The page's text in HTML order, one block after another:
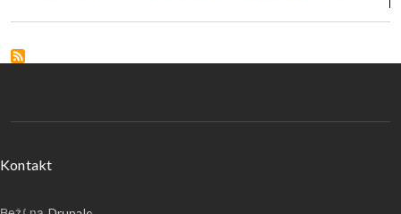
Menu v päte
Kontakt